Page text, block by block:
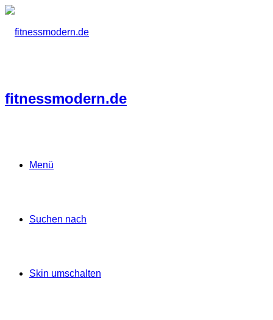
fitnessmodern.de
Menü
Suchen nach
Skin umschalten